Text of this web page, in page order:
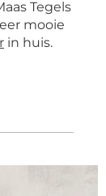
Tegels
mooie
in huis.